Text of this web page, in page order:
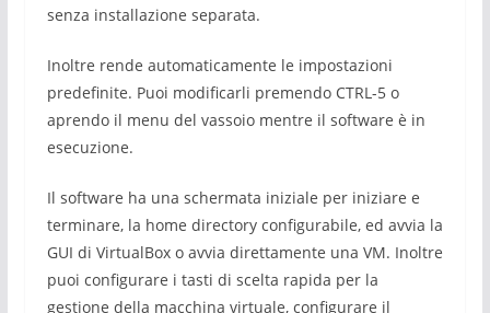
senza installazione separata.
Inoltre rende automaticamente le impostazioni
predefinite. Puoi modificarli premendo CTRL-5 o
aprendo il menu del vassoio mentre il software è in
esecuzione.
Il software ha una schermata iniziale per iniziare e
terminare, la home directory configurabile, ed avvia la
GUI di VirtualBox o avvia direttamente una VM. Inoltre
puoi configurare i tasti di scelta rapida per la
gestione della macchina virtuale, configurare il